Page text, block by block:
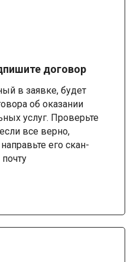
договор
в заявке, будет
об оказании
услуг. Проверьте
все верно,
его скан-